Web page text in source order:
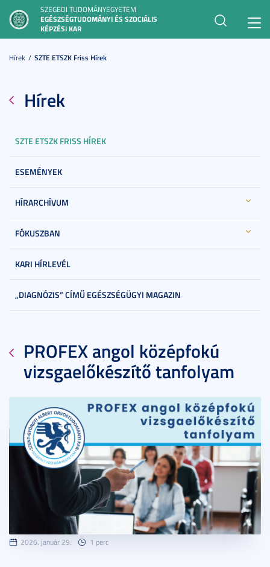
SZEGEDI TUDOMÁNYEGYETEM
EGÉSZSÉGTUDOMÁNYI ÉS SZOCIÁLIS
KÉPZÉSI KAR
Hírek SZTE ETSZK Friss Hírek
Hírek
SZTE ETSZK FRISS HÍREK
ESEMÉNYEK
HÍRARCHÍVUM
FÓKUSZBAN
KARI HÍRLEVÉL
„DIAGNÓZIS” CÍMŰ EGÉSZSÉGÜGYI MAGAZIN
PROFEX angol középfokú
vizsgaelőkészítő tanfolyam
2026. január 29. 1 perc